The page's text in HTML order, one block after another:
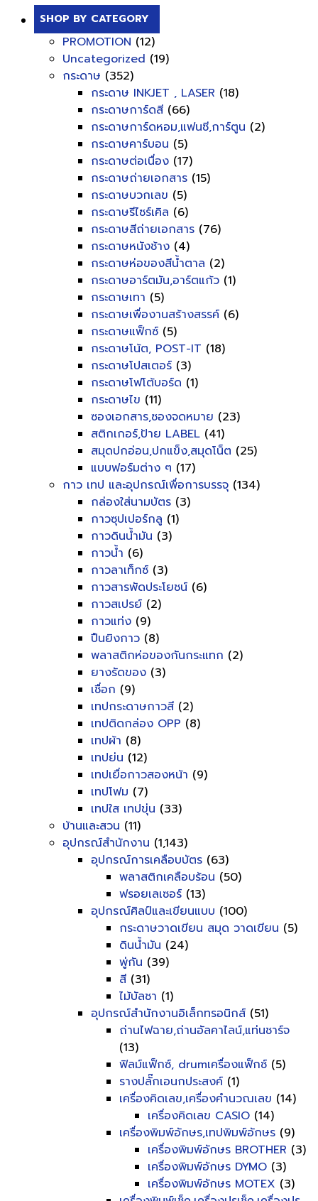
SHOP BY CATEGORY
PROMOTION (12)
Uncategorized (19)
กระดาษ (352)
กระดาษ INKJET , LASER (18)
กระดาษการ์ดสี (66)
กระดาษการ์ดหอม,แฟนซี,การ์ตูน (2)
กระดาษคาร์บอน (5)
กระดาษต่อเนื่อง (17)
กระดาษถ่ายเอกสาร (15)
กระดาษบวกเลข (5)
กระดาษรีไซร์เคิล (6)
กระดาษสีถ่ายเอกสาร (76)
กระดาษหนังช้าง (4)
กระดาษห่อของสีน้ำตาล (2)
กระดาษอาร์ตมัน,อาร์ตแก้ว (1)
กระดาษเทา (5)
กระดาษเพื่องานสร้างสรรค์ (6)
กระดาษแฟ็กซ์ (5)
กระดาษโน้ต, POST-IT (18)
กระดาษโปสเตอร์ (3)
กระดาษโฟโต้บอร์ด (1)
กระดาษไข (11)
ซองเอกสาร,ซองจดหมาย (23)
สติกเกอร์,ป้าย LABEL (41)
สมุดปกอ่อน,ปกแข็ง,สมุดโน็ต (25)
แบบฟอร์มต่าง ๆ (17)
กาว เทป และอุปกรณ์เพื่อการบรรจุ (134)
กล่องใส่นามบัตร (3)
กาวซุปเปอร์กลู (1)
กาวดินน้ำมัน (3)
กาวน้ำ (6)
กาวลาเท็กซ์ (3)
กาวสารพัดประโยชน์ (6)
กาวสเปรย์ (2)
กาวแท่ง (9)
ปืนยิงกาว (8)
พลาสติกห่อของกันกระแทก (2)
ยางรัดของ (3)
เชื่อก (9)
เทปกระดาษกาวสี (2)
เทปติดกล่อง OPP (8)
เทปผ้า (8)
เทปย่น (12)
เทปเยื่อกาวสองหน้า (9)
เทปโฟม (7)
เทปใส เทปขุ่น (33)
บ้านและสวน (11)
อุปกรณ์สำนักงาน (1,143)
อุปกรณ์การเคลือบบัตร (63)
พลาสติกเคลือบร้อน (50)
ฟรอยเลเซอร์ (13)
อุปกรณ์ศิลป์และเขียนแบบ (100)
กระดาษวาดเขียน สมุด วาดเขียน (5)
ดินน้ำมัน (24)
พู่กัน (39)
สี (31)
ไม้บัลชา (1)
อุปกรณ์สำนักงานอิเล็กทรอนิกส์ (51)
ถ่านไฟฉาย,ถ่านอัลคาไลน์,แท่นชาร์จ
(13)
ฟิลม์แฟ็กซ์, drumเครื่องแฟ็กซ์ (5)
รางปลั๊กเอนกประสงค์ (1)
เครื่องคิดเลข,เครื่องคำนวณเลข (14)
เครื่องคิดเลข CASIO (14)
เครื่องพิมพ์อักษร,เทปพิมพ์อักษร (9)
เครื่องพิมพ์อักษร BROTHER (3)
เครื่องพิมพ์อักษร DYMO (3)
เครื่องพิมพ์อักษร MOTEX (3)